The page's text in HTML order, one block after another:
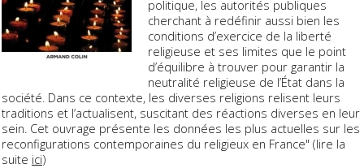
politique, les autorités publiques
cherchant à redéfinir aussi bien les
conditions d’exercice de la liberté
religieuse et ses limites que le point
d’équilibre à trouver pour garantir la
neutralité religieuse de l’État dans la
société. Dans ce contexte, les diverses religions relisent leurs
traditions et l’actualisent, suscitant des réactions diverses en leur
sein. Cet ouvrage présente les données les plus actuelles sur les
reconfigurations contemporaines du religieux en France" (lire la
suite ici)